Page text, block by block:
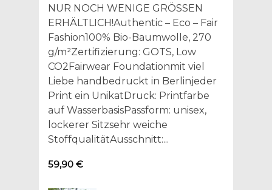
NUR NOCH WENIGE GRÖSSEN
ERHÄLTLICH!Authentic – Eco – Fair
Fashion100% Bio-Baumwolle, 270
g/m²Zertifizierung: GOTS, Low
CO2Fairwear Foundationmit viel
Liebe handbedruckt in Berlinjeder
Print ein UnikatDruck: Printfarbe
auf WasserbasisPassform: unisex,
lockerer Sitzsehr weiche
StoffqualitätAusschnitt:...
59,90 €